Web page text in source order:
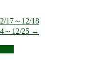
～12/18
12/25 →